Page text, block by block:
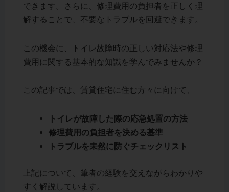
できます。さらに、修理費用の負担者を正しく理
解することで、不要なトラブルを回避できます。
この機会に、トイレ故障時の正しい対応法や修理
費用に関する基本的な知識を学んでみませんか？
この記事では、賃貸住宅に住む方々に向けて、
トイレが故障した際の応急処置の方法
修理費用の負担者を決める基準
トラブルを未然に防ぐチェックリスト
上記について、筆者の経験を交えながらわかりや
すく解説しています。